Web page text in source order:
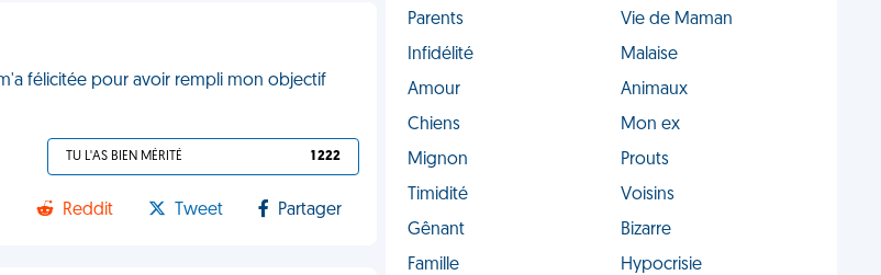
félicitée pour avoir rempli mon objectif
TU L'AS BIEN MÉRITÉ 1 222
Reddit Tweet Partager
Parents
Vie de Maman
Infidélité
Malaise
Amour
Animaux
Chiens
Mon ex
Mignon
Prouts
Timidité
Voisins
Gênant
Bizarre
Famille
Hypocrisie